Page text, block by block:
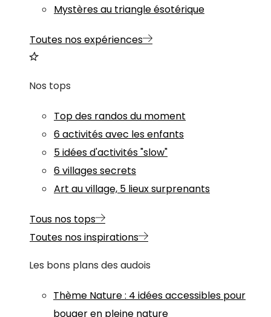
Mystères au triangle ésotérique
Toutes nos expériences
Nos tops
Top des randos du moment
6 activités avec les enfants
5 idées d'activités "slow"
6 villages secrets
Art au village, 5 lieux surprenants
Tous nos tops
Toutes nos inspirations
Les bons plans des audois
Thème Nature: 4 idées accessibles pour
bouger en pleine nature